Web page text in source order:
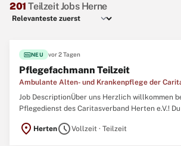
201 Teilzeit Jobs Herne
fiber_newNEU vor 2 Tagen
Pflegefachmann Teilzeit
Ambulante Alten- und Krankenpflege der
Job DescriptionÜber uns Herzlich willkommen
Pflegedienst des Caritasverband Herten e.V.!
Krankenpfleger:in, Altenpflegefachkraft,
location_on HertenscheduleVollzeit · Teilzeit